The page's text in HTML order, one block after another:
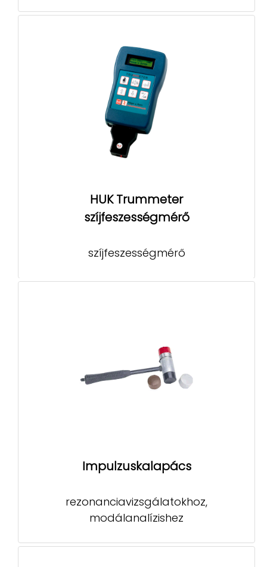
HUK Trummeter
szíjfeszességmérő
szíjfeszességmérő
Impulzuskalapács
rezonanciavizsgálatokhoz,
modálanalízishez